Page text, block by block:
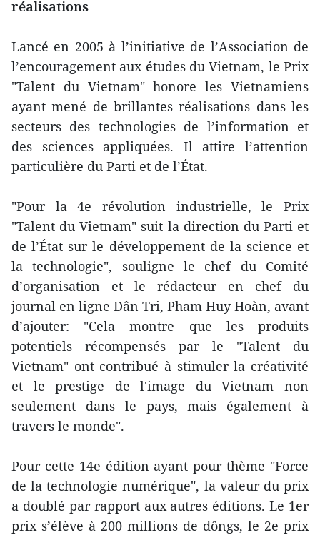
réalisations
Lancé en 2005 à l’initiative de l’Association de
l’encouragement aux études du Vietnam, le Prix
"Talent du Vietnam" honore les Vietnamiens
ayant mené de brillantes réalisations dans les
secteurs des technologies de l’information et
des sciences appliquées. Il attire l’attention
particulière du Parti et de l’État.
"Pour la 4e révolution industrielle, le Prix
"Talent du Vietnam" suit la direction du Parti et
de l’État sur le développement de la science et
la technologie", souligne le chef du Comité
d’organisation et le rédacteur en chef du
journal en ligne Dân Tri, Pham Huy Hoàn, avant
d’ajouter: "Cela montre que les produits
potentiels récompensés par le "Talent du
Vietnam" ont contribué à stimuler la créativité
et le prestige de l'image du Vietnam non
seulement dans le pays, mais également à
travers le monde".
Pour cette 14e édition ayant pour thème "Force
de la technologie numérique", la valeur du prix
a doublé par rapport aux autres éditions. Le 1er
prix s’élève à 200 millions de dôngs, le 2e prix